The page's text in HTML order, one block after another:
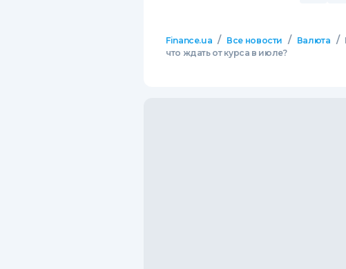
Finance.ua / Все новости / Валюта /
что ждать от курса в июле?